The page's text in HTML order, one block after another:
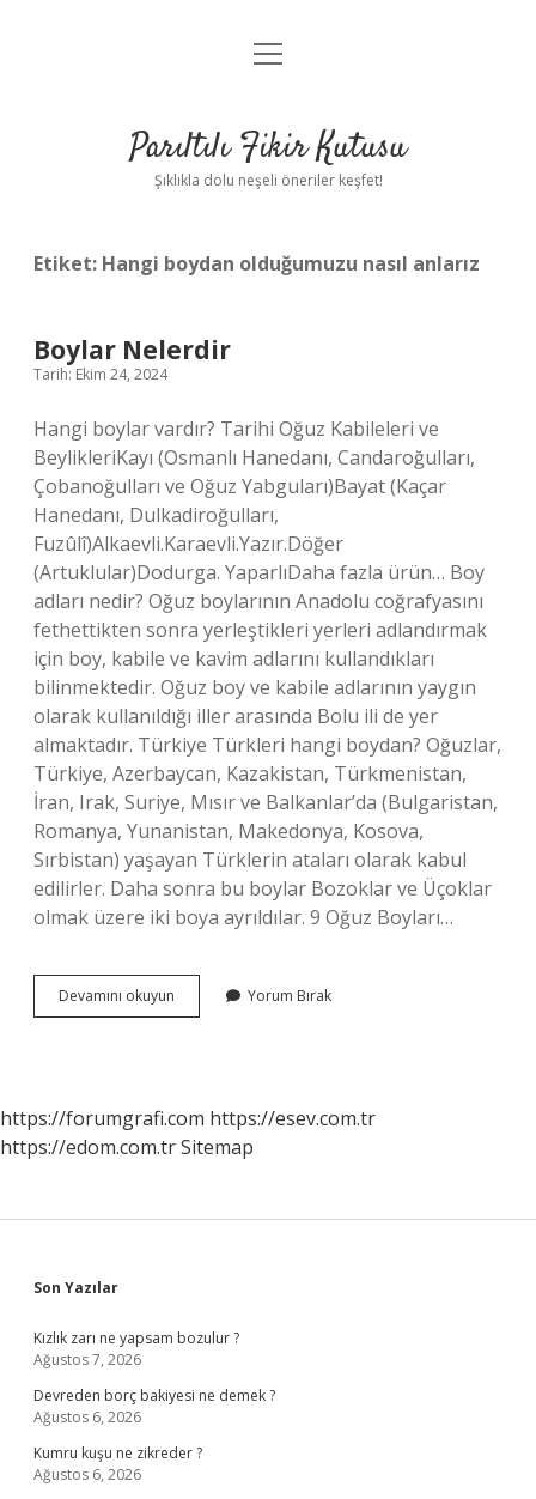
Anasayfa
Yasal Uyarı
menüyü
Parıltılı Fikir Kutusu
Şıklıkla dolu neşeli öneriler keşfet!
Etiket: Hangi boydan olduğumuzu nasıl anlarız
Boylar Nelerdir
Tarih: Ekim 24, 2024
Hangi boylar vardır? Tarihi Oğuz Kabileleri ve
BeylikleriKayı (Osmanlı Hanedanı, Candaroğulları,
Çobanoğulları ve Oğuz Yabguları)Bayat (Kaçar
Hanedanı, Dulkadiroğulları,
Fuzûlî)Alkaevli.Karaevli.Yazır.Döğer
(Artuklular)Dodurga. YaparlıDaha fazla ürün… Boy
adları nedir? Oğuz boylarının Anadolu coğrafyasını
fethettikten sonra yerleştikleri yerleri adlandırmak
için boy, kabile ve kavim adlarını kullandıkları
bilinmektedir. Oğuz boy ve kabile adlarının yaygın
olarak kullanıldığı iller arasında Bolu ili de yer
almaktadır. Türkiye Türkleri hangi boydan? Oğuzlar,
Türkiye, Azerbaycan, Kazakistan, Türkmenistan,
İran, Irak, Suriye, Mısır ve Balkanlar’da (Bulgaristan,
Romanya, Yunanistan, Makedonya, Kosova,
Sırbistan) yaşayan Türklerin ataları olarak kabul
edilirler. Daha sonra bu boylar Bozoklar ve Üçoklar
olmak üzere iki boya ayrıldılar. 9 Oğuz Boyları…
Devamını okuyun
Nelerdir
Yorum Bırak
https://forumgrafi.com https://esev.com.tr
https://edom.com.trSitemap
Sidebar
Son Yazılar
Kızlık zarı ne yapsam bozulur ?
Ağustos 7, 2026
Devreden borç bakiyesi ne demek ?
Ağustos 6, 2026
Kumru kuşu ne zikreder ?
Ağustos 6, 2026